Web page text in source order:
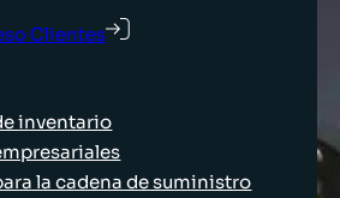
Clientes
inventario
la cadena de suministro